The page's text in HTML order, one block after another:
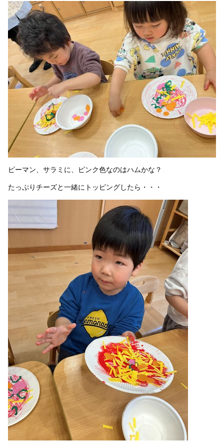
ピーマン、サラミに、ピンク色なのはハムかな？
たっぷりチーズと一緒にトッピングしたら・・・